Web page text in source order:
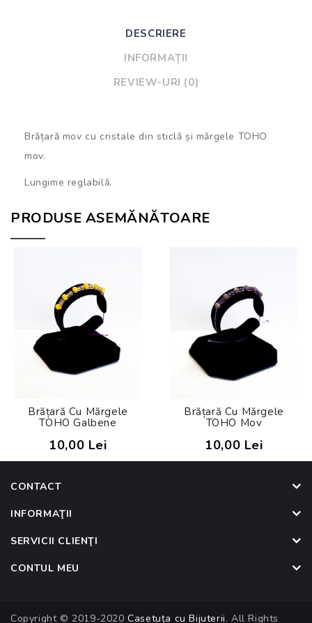
DESCRIERE
INFORMAȚII
REVIEW-URI (0)
Brățară mov cu cristale din sticlă și mărgele TOHO
mov.
Lungime reglabilă.
PRODUSE ASEMĂNĂTOARE
Brățară Cu Mărgele
TOHO Galbene
10,00 Lei
Brățară Cu Mărgele
TOHO Mov
10,00 Lei
CONTACT
INFORMAŢII
SERVICII CLIENŢI
CONTUL MEU
Copyright © 2019-2020Casetuța cu Bijuterii. All Rights